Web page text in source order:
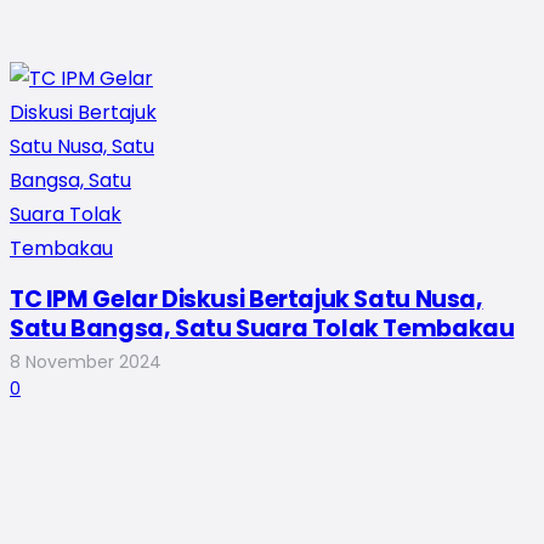
TC IPM Gelar Diskusi Bertajuk Satu Nusa,
Satu Bangsa, Satu Suara Tolak Tembakau
8 November 2024
0